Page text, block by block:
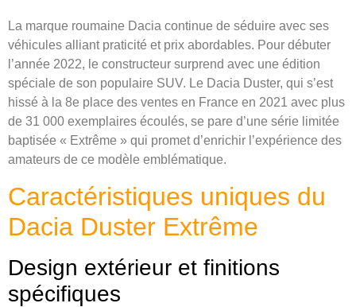
La marque roumaine Dacia continue de séduire avec ses
véhicules alliant praticité et prix abordables. Pour débuter
l’année 2022, le constructeur surprend avec une édition
spéciale de son populaire SUV. Le Dacia Duster, qui s’est
hissé à la 8e place des ventes en France en 2021 avec plus
de 31 000 exemplaires écoulés, se pare d’une série limitée
baptisée « Extrême » qui promet d’enrichir l’expérience des
amateurs de ce modèle emblématique.
Caractéristiques uniques du
Dacia Duster Extrême
Design extérieur et finitions
spécifiques